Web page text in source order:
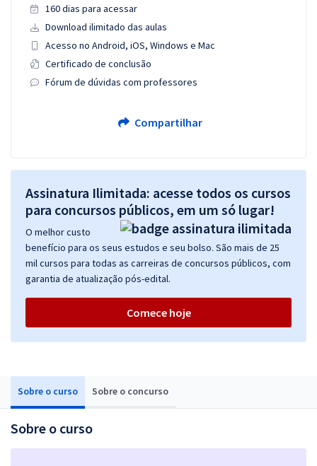
Sobre o curso Sobre o concurso
Sobre o curso
160 dias para acessar
Download ilimitado das aulas
Acesso no Android, iOS, Windows e Mac
Certificado de conclusão
Fórum de dúvidas com professores
Compartilhar
Assinatura Ilimitada: acesse todos os cursos
para concursos públicos, em um só lugar!
O melhor custo
benefício para os seus estudos e seu bolso. São mais de 25
mil cursos para todas as carreiras de concursos públicos, com
garantia de atualização pós-edital.
Comece hoje